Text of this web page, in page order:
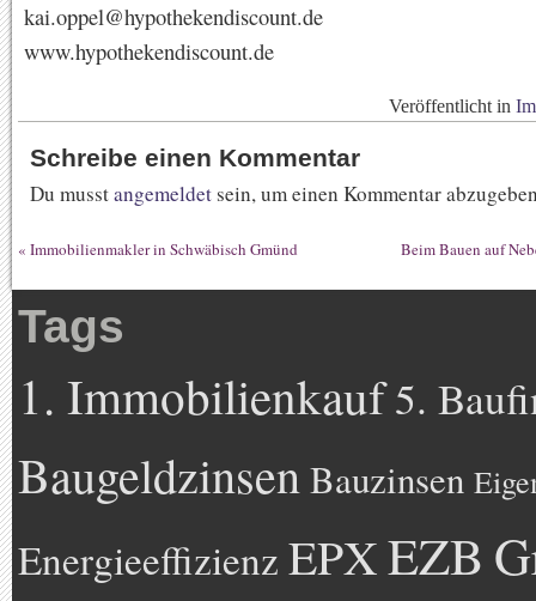
kai.oppel@hypothekendiscount.de
www.hypothekendiscount.de
Veröffentlicht in
Schreibe einen Kommentar
Du musstangemeldet sein, um einen Kommentar
« Immobilienmakler in Schwäbisch Gmünd Beim Bauen auf
Tags
1. Immobilienkauf5.
BaugeldzinsenBauzinsen
Energieeffizienz EPXEZB